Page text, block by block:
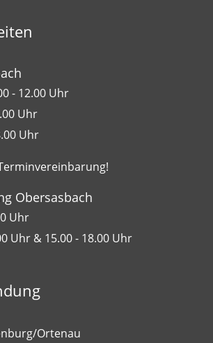
- 12.00 Uhr
Uhr
Uhr
Obersasbach
Uhr
Uhr & 15.00 - 18.00 Uhr
Ortenau